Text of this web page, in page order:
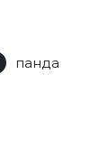
панда